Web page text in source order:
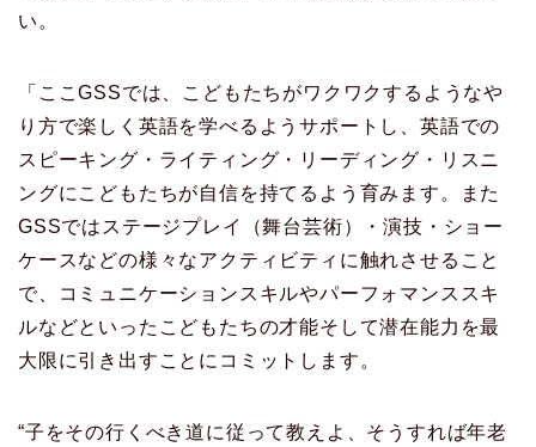
い。
「ここGSSでは、こどもたちがワクワクするようなや
り方で楽しく英語を学べるようサポートし、英語での
スピーキング・ライティング・リーディング・リスニ
ングにこどもたちが自信を持てるよう育みます。また
GSSではステージプレイ（舞台芸術）・演技・ショー
ケースなどの様々なアクティビティに触れさせること
で、コミュニケーションスキルやパーフォマンススキ
ルなどといったこどもたちの才能そして潜在能力を最
大限に引き出すことにコミットします。
“子をその行くべき道に従って教えよ、そうすれば年老